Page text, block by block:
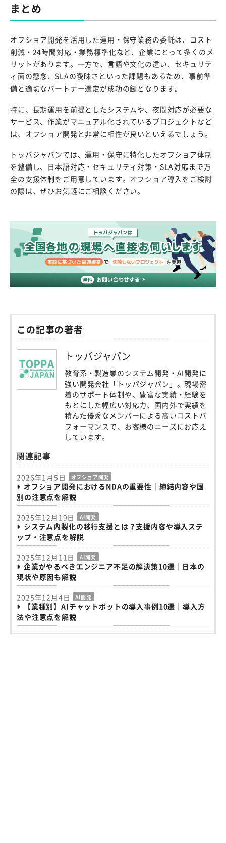
まとめ
オフショア開発を活用した運用・保守業務の委託は、コスト
削減・24時間対応・業務標準化など、企業にとって多くのメ
リットがあります。一方で、言語や文化の違い、セキュリテ
ィ面の懸念、SLAの曖昧さといった課題もあるため、事前準
備と適切なパートナー選定が成功の鍵となります。
特に、長期運用を前提としたシステムや、夜間対応が必要な
サービス、作業がマニュアル化されているプロジェクトなど
は、オフショア開発と非常に相性が良いといえるでしょう。
トッパジャパンでは、運用・保守に特化したオフショア体制
を整備し、日本語対応・セキュリティ対策・SLA対応まで万
全の支援体制をご用意しています。オフショア導入をご検討
の際は、ぜひお気軽にご相談ください。
この記事の著者
トッパジャパン
教育系・製造業のシステム開発・AI開発に
強い開発会社「トッパジャパン」。現場密
着のサポート体制や、豊富な実績・経験を
もとにした幅広い対応力、国内外で実績を
積んだ優秀なメンバーによる高いコストパ
フォーマンスで、お客様のニーズにお応え
しています。
関連記事
2026年1月5日 オフショア開発
オフショア開発におけるNDAの重要性｜締結内容や国
別の注意点を解説
2025年12月19日
AI開発
システム内製化の移行支援とは？支援内容や導入ステ
ップ・注意点を解説
2025年12月11日
AI開発
企業がやるべきエンジニア不足の解決策10選｜日本の
現状や原因も解説
2025年12月4日
AI開発
【業種別】AIチャットボットの導入事例10選｜導入方
法や注意点を解説